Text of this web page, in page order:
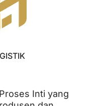
Inti yang